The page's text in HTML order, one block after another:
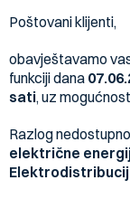
Poštovani klijenti,
obavještavamo
funkciji dana
sati, uz
Razlog
električne